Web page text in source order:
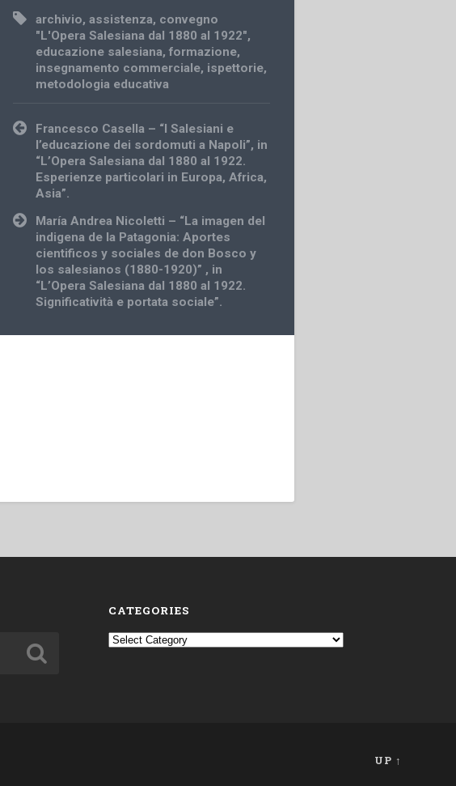
archivio,assistenza, convegno
"L'Opera Salesiana dal 1880 al 1922",
educazione salesiana,formazione,
insegnamento commerciale, ispettorie,
metodologia educativa
Post
navigation
Francesco Casella – “I Salesiani e
l’educazione dei sordomuti a Napoli”, in
“L’Opera Salesiana dal 1880 al 1922.
Esperienze particolari in Europa, Africa,
Asia”.
María Andrea Nicoletti – “La imagen del
indigena de la Patagonia: Aportes
cientificos y sociales de don Bosco y
los salesianos (1880-1920)” , in
“L’Opera Salesiana dal 1880 al 1922.
Significatività e portata sociale”.
CATEGORIES
Categories
UP ↑